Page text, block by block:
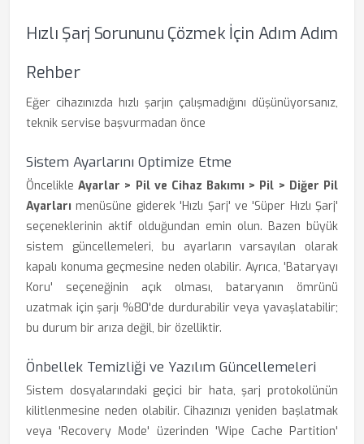
Hızlı Şarj Sorununu Çözmek İçin Adım Adım
Rehber
Eğer cihazınızda hızlı şarjın çalışmadığını düşünüyorsanız,
teknik servise başvurmadan önce
Sistem Ayarlarını Optimize Etme
ÖncelikleAyarlar > Pil ve Cihaz Bakımı > Pil > Diğer Pil
Ayarları menüsüne giderek 'Hızlı Şarj' ve 'Süper Hızlı Şarj'
seçeneklerinin aktif olduğundan emin olun. Bazen büyük
sistem güncellemeleri, bu ayarların varsayılan olarak
kapalı konuma geçmesine neden olabilir. Ayrıca, 'Bataryayı
Koru' seçeneğinin açık olması, bataryanın ömrünü
uzatmak için şarjı %80'de durdurabilir veya yavaşlatabilir;
bu durum bir arıza değil, bir özelliktir.
Önbellek Temizliği ve Yazılım Güncellemeleri
Sistem dosyalarındaki geçici bir hata, şarj protokolünün
kilitlenmesine neden olabilir. Cihazınızı yeniden başlatmak
veya 'Recovery Mode' üzerinden 'Wipe Cache Partition'